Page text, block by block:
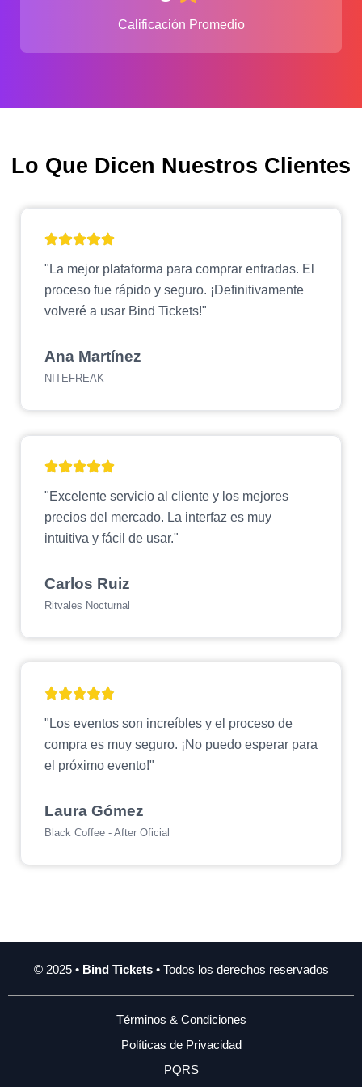
Calificación Promedio
Lo Que Dicen Nuestros Clientes
"La mejor plataforma para comprar entradas. El
proceso fue rápido y seguro. ¡Definitivamente
volveré a usar Bind Tickets!"
Ana Martínez
NITEFREAK
"Excelente servicio al cliente y los mejores
precios del mercado. La interfaz es muy
intuitiva y fácil de usar."
Carlos Ruiz
Ritvales Nocturnal
"Los eventos son increíbles y el proceso de
compra es muy seguro. ¡No puedo esperar para
el próximo evento!"
Laura Gómez
Black Coffee - After Oficial
© 2025 • Bind Tickets• Todos los derechos reservados
Términos & Condiciones
Políticas de Privacidad
PQRS